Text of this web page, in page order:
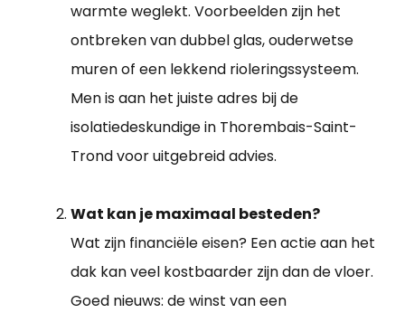
warmte weglekt. Voorbeelden zijn het
ontbreken van dubbel glas, ouderwetse
muren of een lekkend rioleringssysteem.
Men is aan het juiste adres bij de
isolatiedeskundige in Thorembais-Saint-
Trond voor uitgebreid advies.
Wat kan je maximaal besteden?
Wat zijn financiële eisen? Een actie aan het
dak kan veel kostbaarder zijn dan de vloer.
Goed nieuws: de winst van een